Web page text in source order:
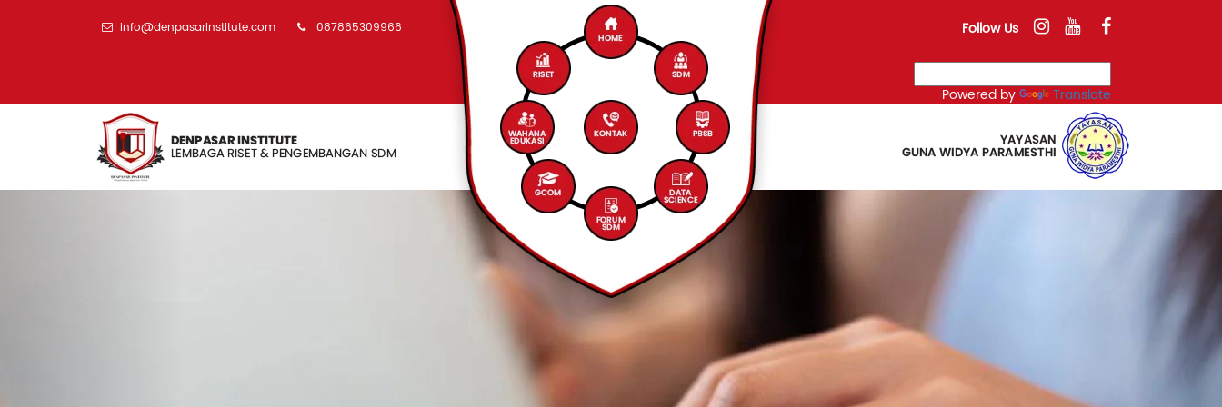
info@denpasarinstitute.com 087865309966 Follow Us
Powered by Translate